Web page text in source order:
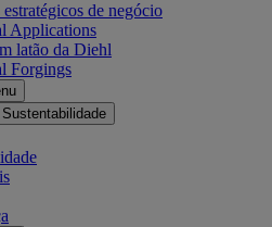
estratégicos de negócio
Applications
latão da Diehl
Forgings
Sustentabilidade